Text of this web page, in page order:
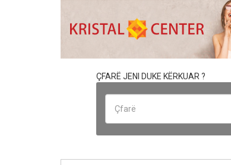
ÇFARË JENI DUKE KËRKUAR ?